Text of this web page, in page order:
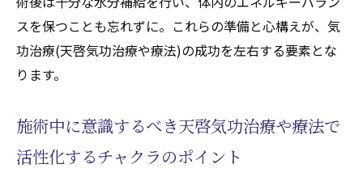
スを保つことも忘れずに。これらの準備と心構えが、気
功治療(天啓気功治療や療法)の成功を左右する要素とな
ります。
施術中に意識するべき天啓気功治療や療法で
活性化するチャクラのポイント